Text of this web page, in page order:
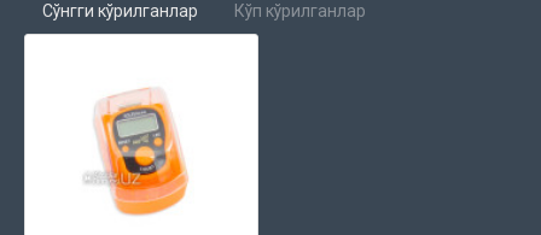
Сўнгги кўрилганлар Кўп кўрилганлар